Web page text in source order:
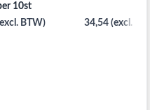
10st
BTW)
34,54 (excl.